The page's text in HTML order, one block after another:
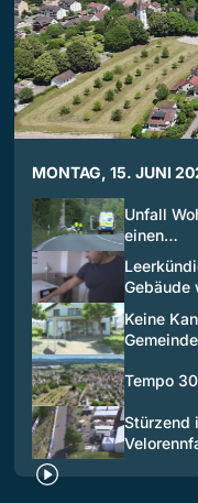
MONTAG, 15. JUNI
Unfall
einen…
Keine
Tempo
Stürzend